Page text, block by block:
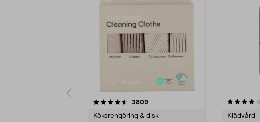
3809recensioner
Köksrengöring & disk
4.0av 5 stjärnor
Klädvård